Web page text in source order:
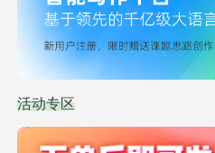
活动专区